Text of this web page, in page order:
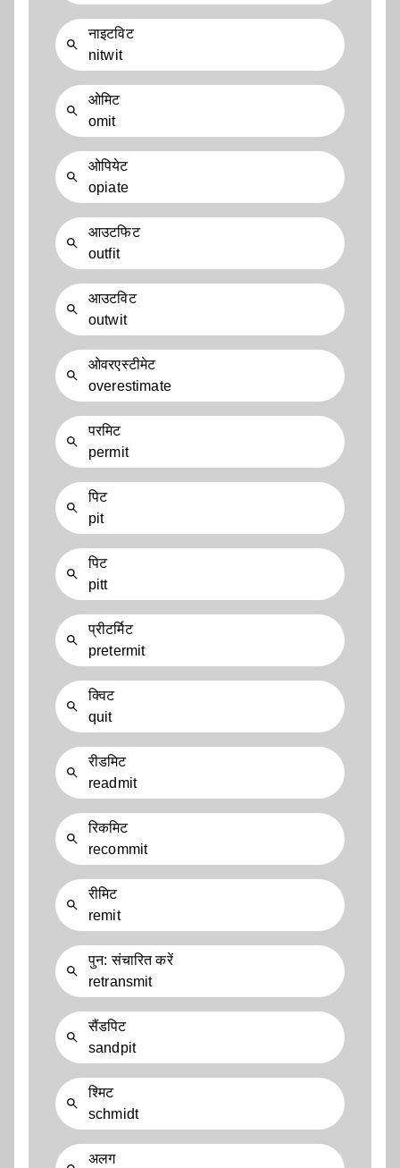
नाइटविट
nitwit
ओमिट
omit
ओपियेट
opiate
आउटफिट
outfit
आउटविट
outwit
ओवरएस्टीमेट
overestimate
परमिट
permit
पिट
pit
पिट
pitt
प्रीटर्मिट
pretermit
क्विट
quit
रीडमिट
readmit
रिकमिट
recommit
रीमिट
remit
पुन: संचारित करें
retransmit
सैंडपिट
sandpit
श्मिट
schmidt
अलग